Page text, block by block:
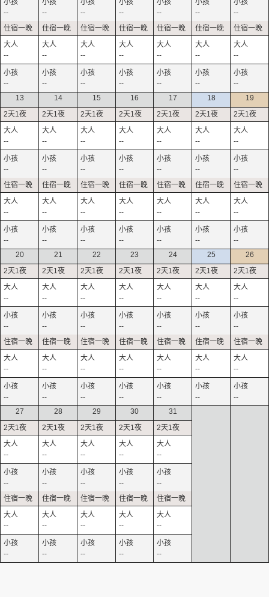
--
--
--
--
--
--
--
--
--
--
--
--
--
--
--
--
--
--
--
--
--
13
--
--
--
--
14
--
--
--
--
15
--
--
--
--
16
--
--
--
--
17
--
--
--
--
18
--
--
--
--
19
--
--
--
--
20
--
--
--
--
21
--
--
--
--
22
--
--
--
--
23
--
--
--
--
24
--
--
--
--
25
--
--
--
--
26
--
--
--
--
27
--
--
--
--
28
--
--
--
--
29
--
--
--
--
30
--
--
--
--
31
--
--
--
--